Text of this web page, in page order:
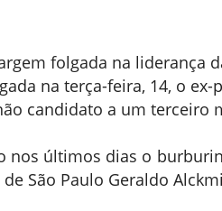
folgada na liderança
na terça-feira, 14, o ex-
candidato a um terceiro
nos últimos dias o
São Paulo Geraldo